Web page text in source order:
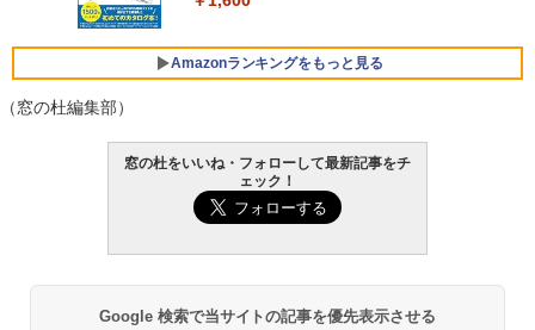
ersonal/Copilotキー搭載/Win 11/15.6型/
Core i5/16GB/SSD 512GB/ホワイト) FM
￥139,880
Amazonランキングをもっと見る
Amazon Kindle Paperwhite (16GB) 7イ
ンチディスプレイ、色調調節ライト、12
週間持続バッテリー、広告なし、ブラッ
ク
（窓の杜編集部）
窓の杜をいいね・フォローして最新記事をチ
ェック！
Google 検索で当サイトの記事を優先表示させる